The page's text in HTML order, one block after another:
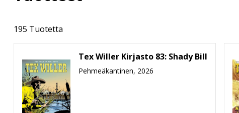
Nuori Tex Willer.
Kirjastot, jotka paketoivat Texin seikkailut alkuperäisessä
ja pokkariformaattia suuremmassa kirjakoossa.
195 Tuotetta
Tex Willer Kirjasto 83: Shady Bill
Pehmeäkantinen, 2026